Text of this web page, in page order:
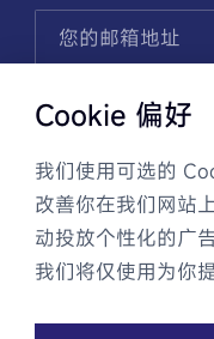
电子解决方案
创新历程
我已阅读并同意
商业信息和最新动
隐私政策
Cookie 偏好
我们使用可选的
改善你在我们网站
动投放个性化的广
我们将仅使用为你